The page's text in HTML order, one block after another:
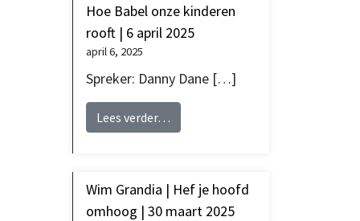
Hoe Babel onze kinderen
rooft | 6 april 2025
april 6, 2025
Spreker: Danny Dane […]
Lees verder…
Wim Grandia | Hef je hoofd
omhoog | 30 maart 2025